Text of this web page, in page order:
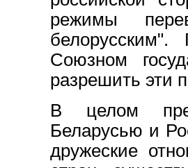
режимы
Союзном
разрешить эти
В целом
Беларусью и
дружеские